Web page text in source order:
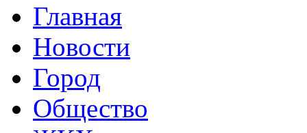
Главная
Новости
Город
Общество